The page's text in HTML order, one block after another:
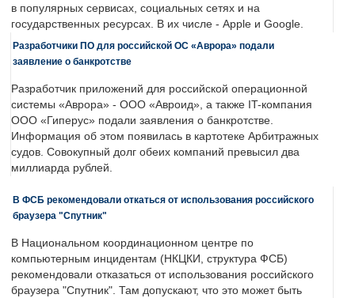
в популярных сервисах, социальных сетях и на
государственных ресурсах. В их числе - Apple и Google.
Разработчики ПО для российской ОС «Аврора» подали
заявление о банкротстве
Разработчик приложений для российской операционной
системы «Аврора» - ООО «Авроид», а также IT-компания
ООО «Гиперус» подали заявления о банкротстве.
Информация об этом появилась в картотеке Арбитражных
судов. Совокупный долг обеих компаний превысил два
миллиарда рублей.
В ФСБ рекомендовали откаться от использования российского
браузера "Спутник"
В Национальном координационном центре по
компьютерным инцидентам (НКЦКИ, структура ФСБ)
рекомендовали отказаться от использования российского
браузера "Спутник". Там допускают, что это может быть